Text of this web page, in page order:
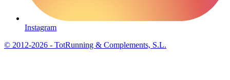
Instagram
© 2012-2026 - TotRunning & Complements, S.L.